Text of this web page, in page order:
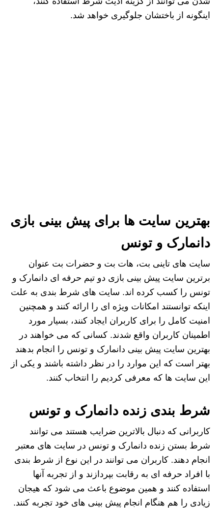
اینگونه از باختشان جلوگیری خواهد شد.
بهترین سایت ها برای پیش بینی بازی
دانمارک و تونس
سایت های تاینی بت، هات بت و حضرات بت عنوان
برترین سایت پیش بینی بازی دو تیم حرفه ای دانمارک و
تونس را کسب کرده اند. سایت های شرط بندی به علت
اینکه توانستند امکانات ویژه ای را ارائه کنند و همچنین
امنیت کامل را برای کاربران ایجاد کنند، بسیار مورد
اطمینان کاربران واقع شدند. کسانی که می‌ خواهند در
بهترین سایت پیش بینی دانمارک و تونس را انجام بدهند
بهتر است که این موارد را در نظر داشته باشند و یکی از
این سایت ها که معرفی کردیم را انتخاب کنند.
شرط بندی زنده دانمارک و تونس
کاربرانی که دنبال بالاترین ضرایب هستند می توانند
شرط بستن زنده دانمارک و تونس در سایت های معتبر
انجام دهند. کاربران می توانند در این نوع از شرط بندی
با افراد حرفه‌ ای به رقابت بپردازند و از تجربه آنها
استفاده کنند و همین موضوع باعث می شود که هیجان
زیادی را هم هنگام انجام پیش‌ بینی‌ های خود تجربه کنند.